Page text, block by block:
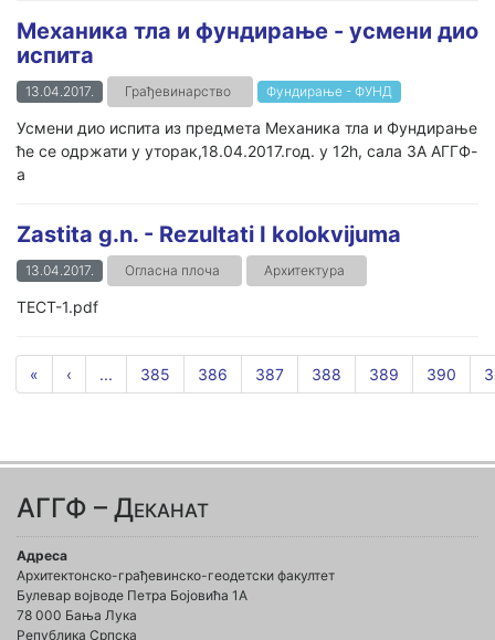
Механика тла и фундирање - усмени дио
испита
13.04.2017. Грађевинарство Фундирање - ФУНД
Усмени дио испита из предмета Механика тла и Фундирање
ће се одржати у уторак,18.04.2017.год. у 12h, сала 3А АГГФ-
а
Zastita g.n. - Rezultati I kolokvijuma
13.04.2017. Огласна плоча Архитектура
ТЕСТ-1.pdf
« ‹ ... 385 386 387 388 389 390
АГГФ – Деканат
Адреса
Архитектонско-грађевинско-геодетски факултет
Булевар војводе Петра Бојовића 1A
78 000 Бања Лука
Република Српска